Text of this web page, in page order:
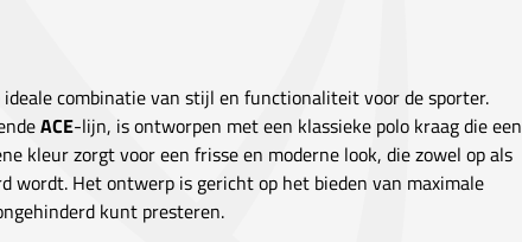
ideale combinatie van stijl en functionaliteit voor de sporter.
ACE-lijn, is ontworpen met een klassieke polo kraag die een
kleur zorgt voor een frisse en moderne look, die zowel op als
wordt. Het ontwerp is gericht op het bieden van maximale
kunt presteren.